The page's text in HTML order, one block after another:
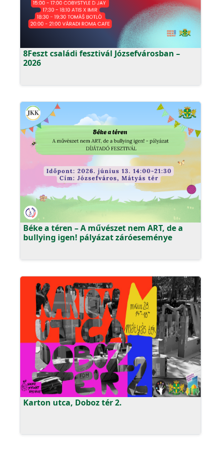
8Feszt családi fesztivál Józsefvárosban –
2026
Béke a téren – A művészet nem ART, de a
bullying igen! pályázat záróeseménye
Karton utca, Doboz tér 2.